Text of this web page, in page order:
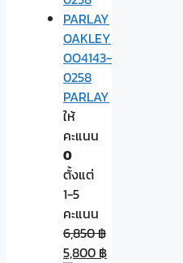
OAKLEY
OO4143-
0258
PARLAY
ให้
คะแนน
0
ตั้งแต่
1-5
คะแนน
6,850฿
5,800 ฿